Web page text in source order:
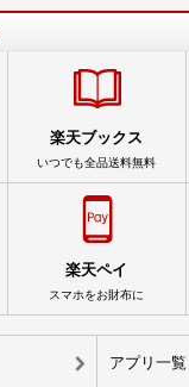
楽天ブックス
いつでも全品送料無料
楽天ペイ
スマホをお財布に
アプリ一覧